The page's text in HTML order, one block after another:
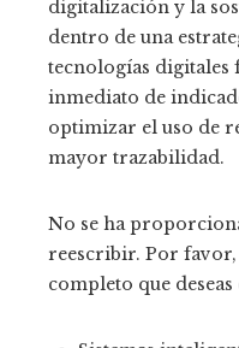
digitalización y la
dentro de una
tecnologías digitales
inmediato de
optimizar el uso de
mayor trazabilidad.
No se ha
reescribir. Por
completo que